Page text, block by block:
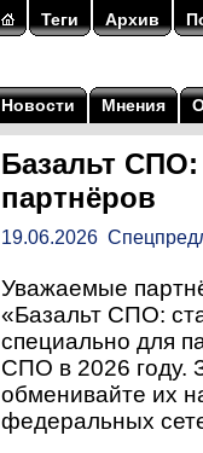
Теги Архив
Новости Мнения
Базальт
партнёров
19.06.2026
Уважаемые
«Базальт СПО:
специально для
СПО в 2026 году.
обменивайте их
федеральных